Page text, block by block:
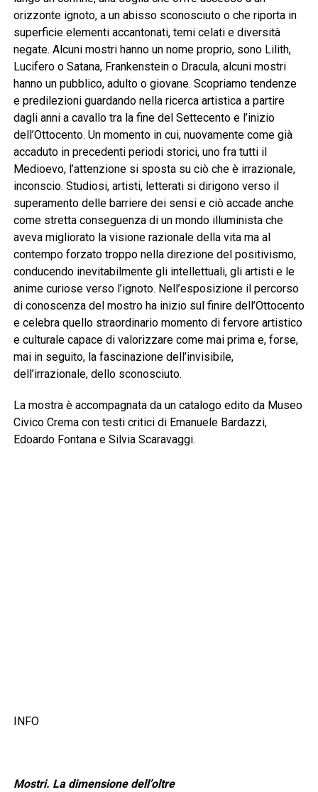
orizzonte ignoto, a un abisso sconosciuto o che riporta in
superficie elementi accantonati, temi celati e diversità
negate. Alcuni mostri hanno un nome proprio, sono Lilith,
Lucifero o Satana, Frankenstein o Dracula, alcuni mostri
hanno un pubblico, adulto o giovane. Scopriamo tendenze
e predilezioni guardando nella ricerca artistica a partire
dagli anni a cavallo tra la fine del Settecento e l’inizio
dell’Ottocento. Un momento in cui, nuovamente come già
accaduto in precedenti periodi storici, uno fra tutti il
Medioevo, l’attenzione si sposta su ciò che è irrazionale,
inconscio. Studiosi, artisti, letterati si dirigono verso il
superamento delle barriere dei sensi e ciò accade anche
come stretta conseguenza di un mondo illuminista che
aveva migliorato la visione razionale della vita ma al
contempo forzato troppo nella direzione del positivismo,
conducendo inevitabilmente gli intellettuali, gli artisti e le
anime curiose verso l’ignoto. Nell’esposizione il percorso
di conoscenza del mostro ha inizio sul finire dell’Ottocento
e celebra quello straordinario momento di fervore artistico
e culturale capace di valorizzare come mai prima e, forse,
mai in seguito, la fascinazione dell’invisibile,
dell’irrazionale, dello sconosciuto.
La mostra è accompagnata da un catalogo edito da Museo
Civico Crema con testi critici di Emanuele Bardazzi,
Edoardo Fontana e Silvia Scaravaggi.
INFO
Mostri. La dimensione dell’oltre